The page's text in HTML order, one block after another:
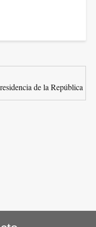
de la República